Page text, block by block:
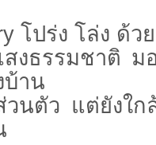
โปร่ง โล่ง ด้ว
งธรรมชาติ ม
บ้าน
นตัว แต่ยังใก